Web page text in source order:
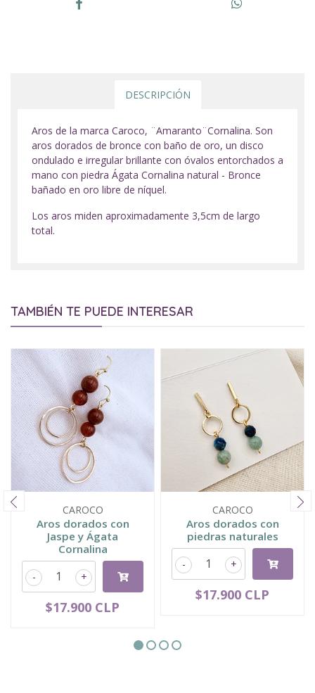
DESCRIPCIÓN
Aros de la marca Caroco, ¨Amaranto¨Cornalina. Son
aros dorados de bronce con baño de oro, un disco
ondulado e irregular brillante con óvalos entorchados a
mano con piedra Ágata Cornalina natural - Bronce
bañado en oro libre de níquel.
Los aros miden aproximadamente 3,5cm de largo
total.
TAMBIÉN TE PUEDE INTERESAR
CAROCO
Aros dorados con
Jaspe y Ágata
Cornalina
+
-
$17.900 CLP
CAROCO
Aros dorados con
piedras naturales
+
-
$17.900 CLP